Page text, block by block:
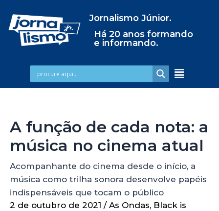
Jornalismo Júnior.
Há 20 anos formando
e informando.
A função de cada nota: a
música no cinema atual
Acompanhante do cinema desde o início, a
música como trilha sonora desenvolve papéis
indispensáveis que tocam o público
2 de outubro de 2021 / As Ondas, Black is